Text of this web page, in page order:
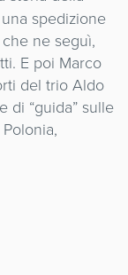
spedizione
ne seguì,
E poi Marco
del trio Aldo
di “guida” sulle